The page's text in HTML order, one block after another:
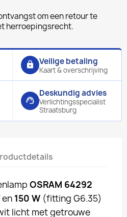
om een retour te
herroepingsrecht.
lock Veilige betaling
Kaart & overschrijving
support_agent
Deskundig advies
Verlichtingsspecialist
Straatsburg
OSRAM 64292
en 150 W (fitting G6.35)
licht met getrouwe